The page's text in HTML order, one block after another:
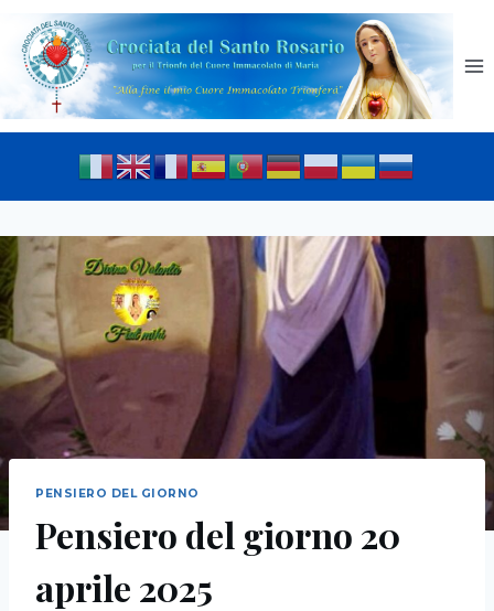
PENSIERO DEL GIORNO
Pensiero del giorno 20
aprile 2025